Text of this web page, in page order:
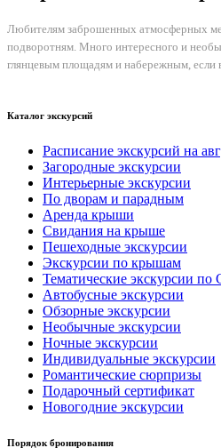
Любителям заброшенных атмосферных
подворотням. Много интересного и
глянцевым площадям и набережным, если
Каталог экскурсий
Расписание экскурсий на
Загородные экскурсии
Интерьерные экскурсии
По дворам и парадным
Аренда крыши
Свидания на крыше
Пешеходные экскурсии
Экскурсии по крышам
Тематические экскурсии по
Автобусные экскурсии
Обзорные экскурсии
Необычные экскурсии
Ночные экскурсии
Индивидуальные экскурсии
Романтические сюрпризы
Подарочный сертификат
Новогодние экскурсии
Порядок бронирования